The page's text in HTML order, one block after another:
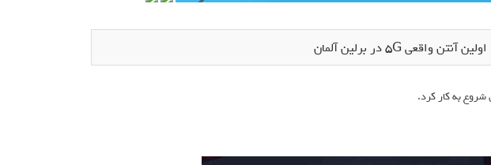
اولین آنتن واقعی 5G در برلین آلمان